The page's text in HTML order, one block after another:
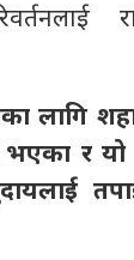
लागि
र यो